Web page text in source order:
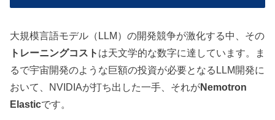
大規模言語モデル（LLM）の開発競争が激化する中、その
トレーニングコスト は天文学的な数字に達しています。ま
るで宇宙開発のような巨額の投資が必要となるLLM開発に
おいて、NVIDIAが打ち出した一手、それがNemotron
Elasticです。